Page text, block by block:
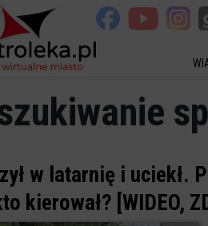
w latarnię i uciekł.
kierował? [WIDEO,